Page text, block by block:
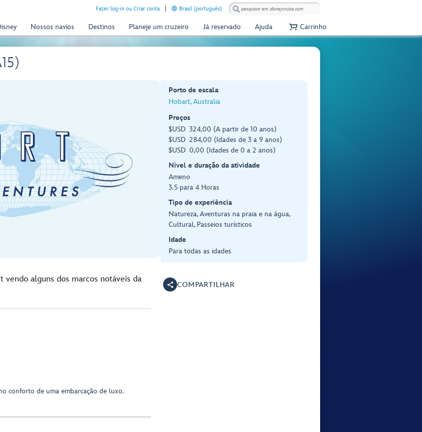
Fazer log-in ou Criar conta Brasil (português)
Nossos navios Destinos Planeje um cruzeiro Já reservado Ajuda Carrinho
Porto de escala
Hobart, Australia
Preços
$USD 324,00 (A partir de 10 anos)
$USD 284,00 (Idades de 3 a 9 anos)
$USD 0,00 (Idades de 0 a 2 anos)
Nível e duração da atividade
Ameno
3.5 para 4 Horas
Tipo de experiência
Natureza, Aventuras na praia e na água,
Cultural, Passeios turísticos
Idade
Para todas as idades
alguns dos marcos notáveis ​​da
conforto de uma embarcação de luxo.
COMPARTILHAR